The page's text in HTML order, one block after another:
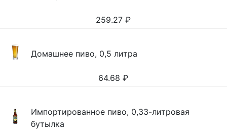
259.27 ₽
Домашнее пиво, 0,5 литра
64.68 ₽
Импортированное пиво, 0,33-литровая
бутылка